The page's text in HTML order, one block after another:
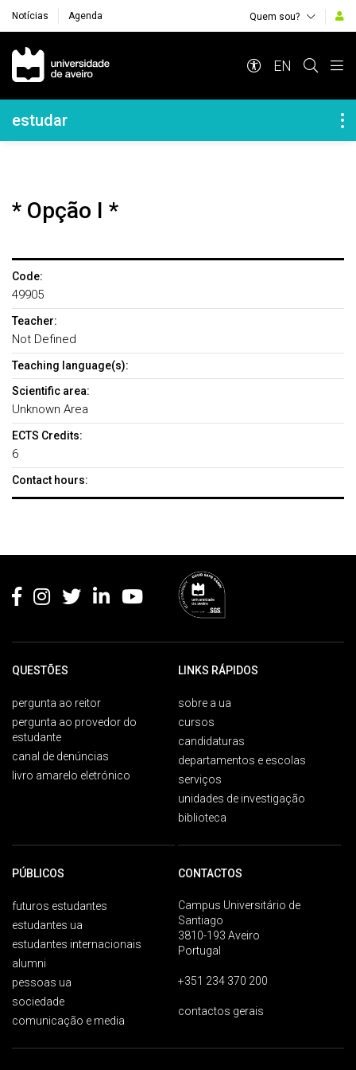
Notícias Agenda Quem sou?
Navegação Principal
EN
Navegação Lateral
estudar
* Opção I *
Code:
49905
Teacher:
Not Defined
Teaching language(s):
Scientific area:
Unknown Area
ECTS Credits:
6
Contact hours:
QUESTÕES
pergunta ao reitor
pergunta ao provedor do
estudante
canal de denúncias
livro amarelo eletrónico
LINKS RÁPIDOS
sobre a ua
cursos
candidaturas
departamentos e escolas
serviços
unidades de investigação
biblioteca
PÚBLICOS
futuros estudantes
estudantes ua
estudantes internacionais
alumni
pessoas ua
sociedade
comunicação e media
CONTACTOS
Campus Universitário de
Santiago
3810-193 Aveiro
Portugal
+351 234 370 200
contactos gerais